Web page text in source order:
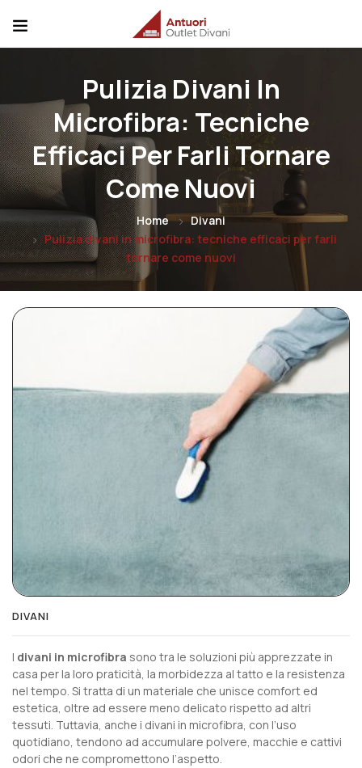
Pulizia Divani In
Microfibra: Tecniche
Efficaci Per Farli Tornare
Come Nuovi
Home
Divani
Pulizia divani in microfibra: tecniche efficaci per farli
tornare come nuovi
DIVANI
I divani in microfibra sono tra le soluzioni più apprezzate in
casa per la loro praticità, la morbidezza al tatto e la resistenza
nel tempo. Si tratta di un materiale che unisce comfort ed
estetica, oltre ad essere meno delicato rispetto ad altri
tessuti. Tuttavia, anche i divani in microfibra, con l’uso
quotidiano, tendono ad accumulare polvere, macchie e cattivi
odori che ne compromettono l’aspetto.